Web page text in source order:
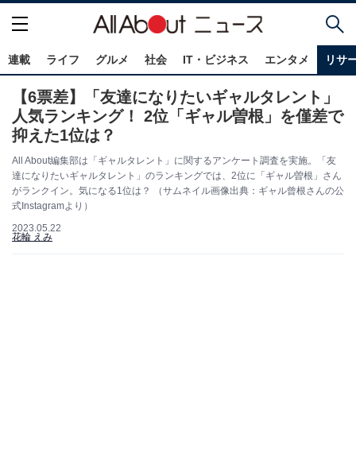
連載 ライフ グルメ 社会 IT・ビジネス エンタメ リサ
【6票差】「友達になりたいギャルタレント」
人気ランキング！ 2位「ギャル曽根」を僅差で
抑えた1位は？
All About編集部は「ギャルタレント」に関するアンケート調査を実施。「友
達になりたいギャルタレント」のランキングでは、2位に「ギャル曽根」さん
がランクイン。気になる1位は？ （サムネイル画像出典：ギャル曾根さんの公
式Instagramより）
2023.05.22
花輪 えみ